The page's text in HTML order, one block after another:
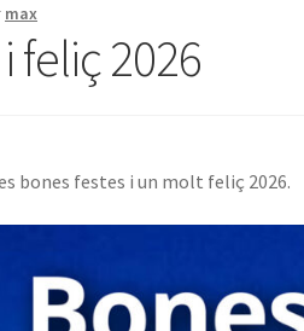
max
feliç 2026
bones festes i un molt feliç 2026.